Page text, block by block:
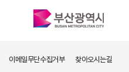
이메일무단수집거부 찾아오시는길